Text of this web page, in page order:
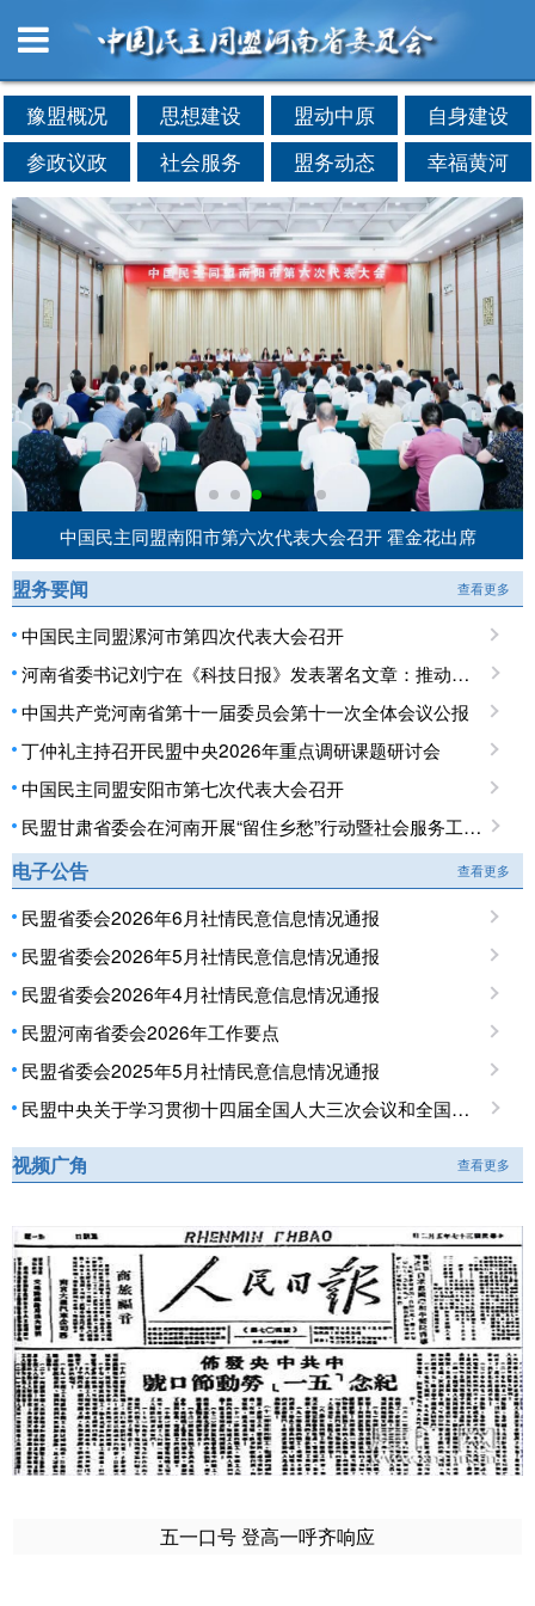
豫盟概况 思想建设 盟动中原
自身建设
参政议政
社会服务 盟务动态 幸福黄河
中国民主同盟南阳市第六次代表大会召开 霍金花出席
盟务要闻 查看更多
中国民主同盟漯河市第四次代表大会召开
河南省委书记刘宁在《科技日报》发表署名文章：推动科技创新和产业创新深度融合 提升现代化产业体系对高质量发展的支撑能力
中国共产党河南省第十一届委员会第十一次全体会议公报
丁仲礼主持召开民盟中央2026年重点调研课题研讨会
中国民主同盟安阳市第七次代表大会召开
民盟甘肃省委会在河南开展“留住乡愁”行动暨社会服务工作调研
电子公告 查看更多
民盟省委会2026年6月社情民意信息情况通报
民盟省委会2026年5月社情民意信息情况通报
民盟省委会2026年4月社情民意信息情况通报
民盟河南省委会2026年工作要点
民盟省委会2025年5月社情民意信息情况通报
民盟中央关于学习贯彻十四届全国人大三次会议和全国政协十四届三次会议精神的决定
视频广角 查看更多
五一口号 登高一呼齐响应